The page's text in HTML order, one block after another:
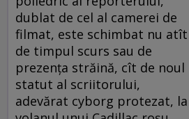
dublat de cel al camerei de
filmat, este schimbat nu atît
de timpul scurs sau de
prezenţa străină, cît de noul
statut al scriitorului,
adevărat cyborg protezat, la